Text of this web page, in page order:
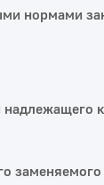
нормами
заменяемого